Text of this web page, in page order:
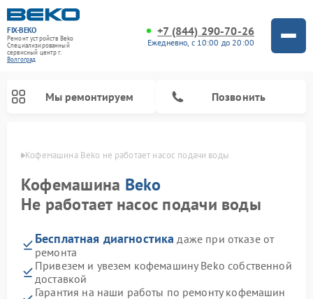
FIX-BEKO
Ремонт устройств Beko
Специализированный
cервисный центр г.
Волгоград
+7 (844) 290-70-26
Ежедневно, с 10:00 до 20:00
Мы ремонтируем Позвонить
Кофемашина Beko не работает насос подачи воды
Кофемашина Beko
Не работает насос подачи воды
Бесплатная диагностика даже при отказе от
ремонта
Привезем и увезем кофемашину Beko собственной
доставкой
Гарантия на наши работы по ремонту кофемашин